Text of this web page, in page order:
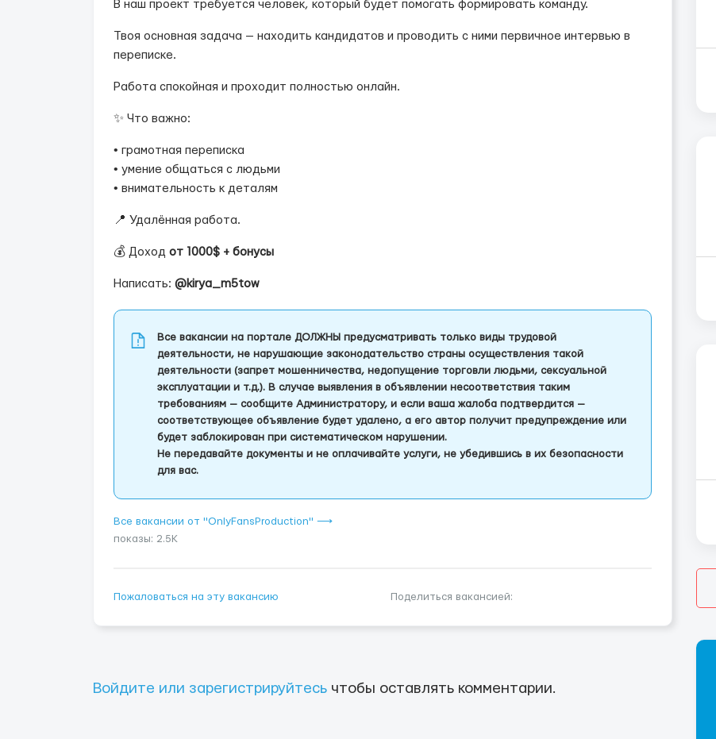
В наш проект требуется человек, который будет помогать формировать команду.
Твоя основная задача — находить кандидатов и проводить с ними первичное интервью в
переписке.
Работа спокойная и проходит полностью онлайн.
✨ Что важно:
• грамотная переписка
• умение общаться с людьми
• внимательность к деталям
📍 Удалённая работа.
💰 Доход от 1000$ + бонусы
Написать: @kirya_m5tow
Все вакансии на портале ДОЛЖНЫ предусматривать только виды трудовой
деятельности, не нарушающие законодательство страны осуществления такой
деятельности (запрет мошенничества, недопущение торговли людьми, сексуальной
эксплуатации и т.д.). В случае выявления в объявлении несоответствия таким
требованиям — сообщите Администратору, и если ваша жалоба подтвердится —
соответствующее объявление будет удалено, а его автор получит предупреждение или
будет заблокирован при систематическом нарушении.
Не передавайте документы и не оплачивайте услуги, не убедившись в их безопасности
для вас.
Все вакансии от "OnlyFansProduction" ⟶
показы: 2.5K
Пожаловаться на эту вакансию Поделиться вакансией:
Войдите или зарегистрируйтесь чтобы оставлять комментарии.